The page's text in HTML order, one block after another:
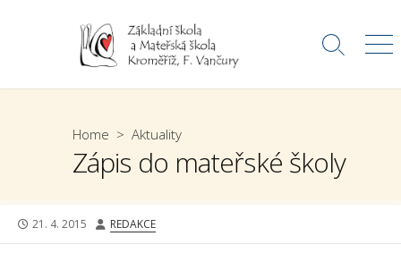
Search
Home > Aktuality
Zápis do mateřské školy
PUBLISHED
21. 4. 2015 AUTHOR
REDAKCE